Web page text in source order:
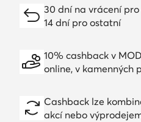
30 dní na vrácení pro
14 dní pro ostatní
10% cashback v
online, v kamenných
Cashback lze
akcí nebo